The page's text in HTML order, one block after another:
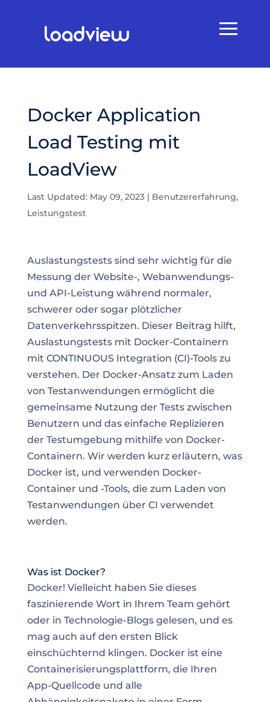
Docker Application
Load Testing mit
LoadView
Last Updated: May 09, 2023| Benutzererfahrung,
Leistungstest
Auslastungstests sind sehr wichtig für die
Messung der Website-, Webanwendungs-
und API-Leistung während normaler,
schwerer oder sogar plötzlicher
Datenverkehrsspitzen. Dieser Beitrag hilft,
Auslastungstests mit Docker-Containern
mit CONTINUOUS Integration (CI)-Tools zu
verstehen. Der Docker-Ansatz zum Laden
von Testanwendungen ermöglicht die
gemeinsame Nutzung der Tests zwischen
Benutzern und das einfache Replizieren
der Testumgebung mithilfe von Docker-
Containern. Wir werden kurz erläutern, was
Docker ist, und verwenden Docker-
Container und -Tools, die zum Laden von
Testanwendungen über CI verwendet
werden.
Was ist Docker?
Docker! Vielleicht haben Sie dieses
faszinierende Wort in Ihrem Team gehört
oder in Technologie-Blogsgelesen, und es
mag auch auf den ersten Blick
einschüchternd klingen. Docker ist eine
Containerisierungsplattform, die Ihren
App-Quellcode und alle